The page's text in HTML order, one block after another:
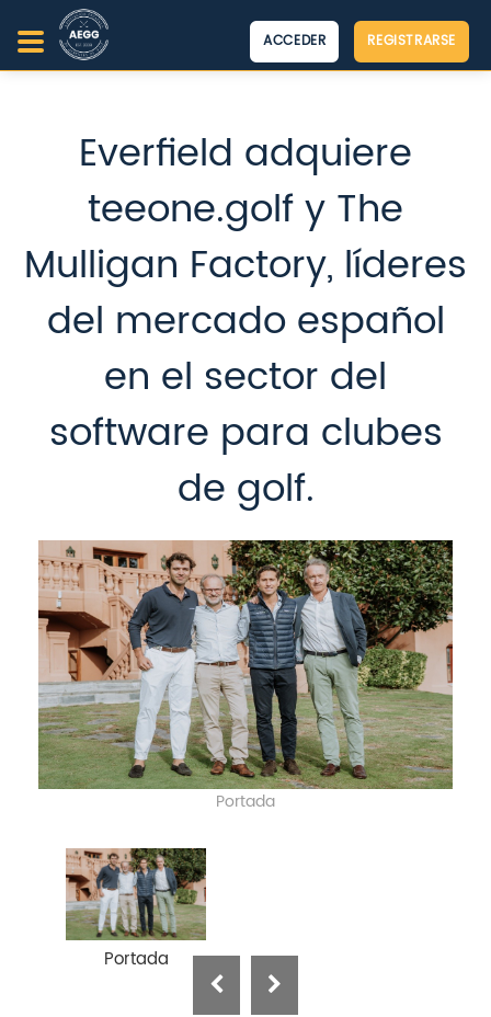
ACCEDER REGISTRARSE
Everfield adquiere
teeone.golf y The
Mulligan Factory, líderes
del mercado español
en el sector del
software para clubes
de golf.
Portada
Portada